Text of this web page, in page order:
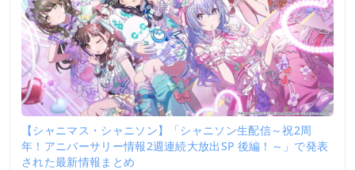
【シャニマス・シャニソン】「シャニソン生配信～祝2周
年！アニバーサリー情報2週連続大放出SP 後編！～」で発表
された最新情報まとめ